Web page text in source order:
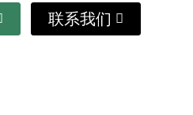
联系我们